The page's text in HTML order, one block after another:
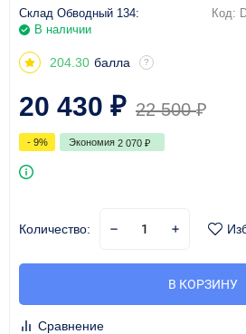
Склад Обводный 134:
В наличии
Код:
204.30 балла ?
20 430 ₽ 22 500₽
- 9% Экономия 2 070 ₽
Количество:
В КОРЗИНУ
Сравнение